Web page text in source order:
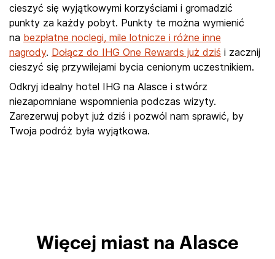
cieszyć się wyjątkowymi korzyściami i gromadzić
punkty za każdy pobyt. Punkty te można wymienić
na bezpłatne noclegi, mile lotnicze i różne inne
nagrody. Dołącz do IHG One Rewards już dziś i zacznij
cieszyć się przywilejami bycia cenionym uczestnikiem.
Odkryj idealny hotel IHG na Alasce i stwórz
niezapomniane wspomnienia podczas wizyty.
Zarezerwuj pobyt już dziś i pozwól nam sprawić, by
Twoja podróż była wyjątkowa.
Więcej miast na Alasce